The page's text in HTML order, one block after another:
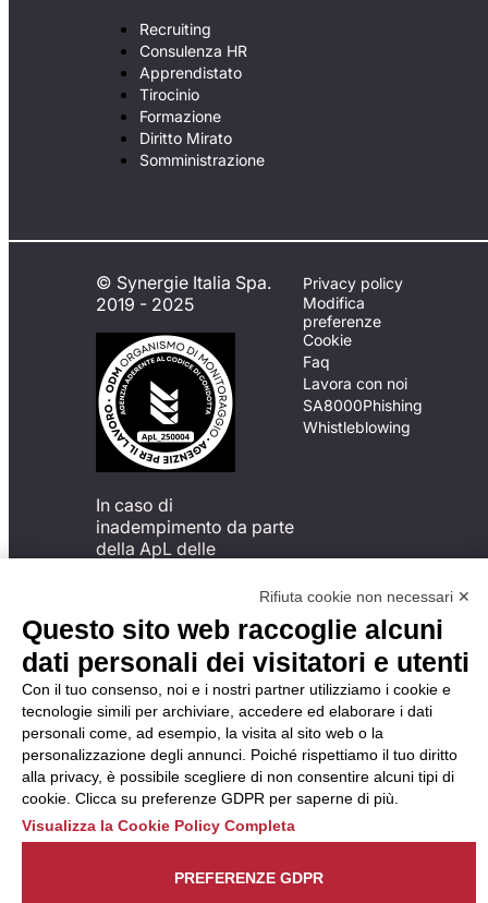
Recruiting
Consulenza HR
Apprendistato
Tirocinio
Formazione
Diritto Mirato
Somministrazione
© Synergie Italia Spa.
2019 - 2025
In caso di
inadempimento da parte
della ApL delle
del Codice di Condotta, è
possibile presentare un
reclamo
all’Organismo di
Monitoraggio utilizzando
una delle modalità
descritte al seguente
indirizzo web
https://odm-
agenzielavoro.it/reclami/ .
Privacy policy
Modifica
preferenze
Cookie
Faq
Lavora con noi
SA8000Phishing
Whistleblowing
Rifiuta cookie non necessari ✕
Questo sito web raccoglie alcuni
dati personali dei visitatori e utenti
Con il tuo consenso, noi e i nostri partner utilizziamo i cookie e
tecnologie simili per archiviare, accedere ed elaborare i dati
personali come, ad esempio, la visita al sito web o la
personalizzazione degli annunci. Poiché rispettiamo il tuo diritto
alla privacy, è possibile scegliere di non consentire alcuni tipi di
cookie. Clicca su preferenze GDPR per saperne di più.
Visualizza la Cookie Policy Completa
PREFERENZE GDPR